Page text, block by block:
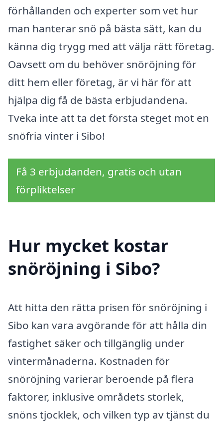
förhållanden och experter som vet hur
man hanterar snö på bästa sätt, kan du
känna dig trygg med att välja rätt företag.
Oavsett om du behöver snöröjning för
ditt hem eller företag, är vi här för att
hjälpa dig få de bästa erbjudandena.
Tveka inte att ta det första steget mot en
snöfria vinter i Sibo!
Få 3 erbjudanden, gratis och utan
förpliktelser
Hur mycket kostar
snöröjning i Sibo?
Att hitta den rätta prisen för snöröjning i
Sibo kan vara avgörande för att hålla din
fastighet säker och tillgänglig under
vintermånaderna. Kostnaden för
snöröjning varierar beroende på flera
faktorer, inklusive områdets storlek,
snöns tjocklek, och vilken typ av tjänst du